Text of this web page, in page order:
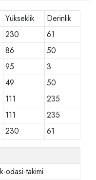
Yükseklik
Derinlik
230
61
86
50
95
3
49
50
111
235
111
235
230 61
odasi-takimi